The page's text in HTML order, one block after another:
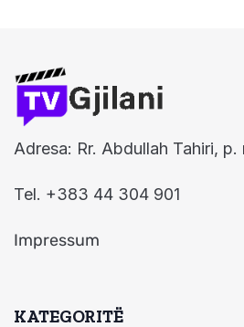
Adresa: Rr. Abdullah Tahiri, p.
Tel. +383 44 304 901
Impressum
KATEGORITË